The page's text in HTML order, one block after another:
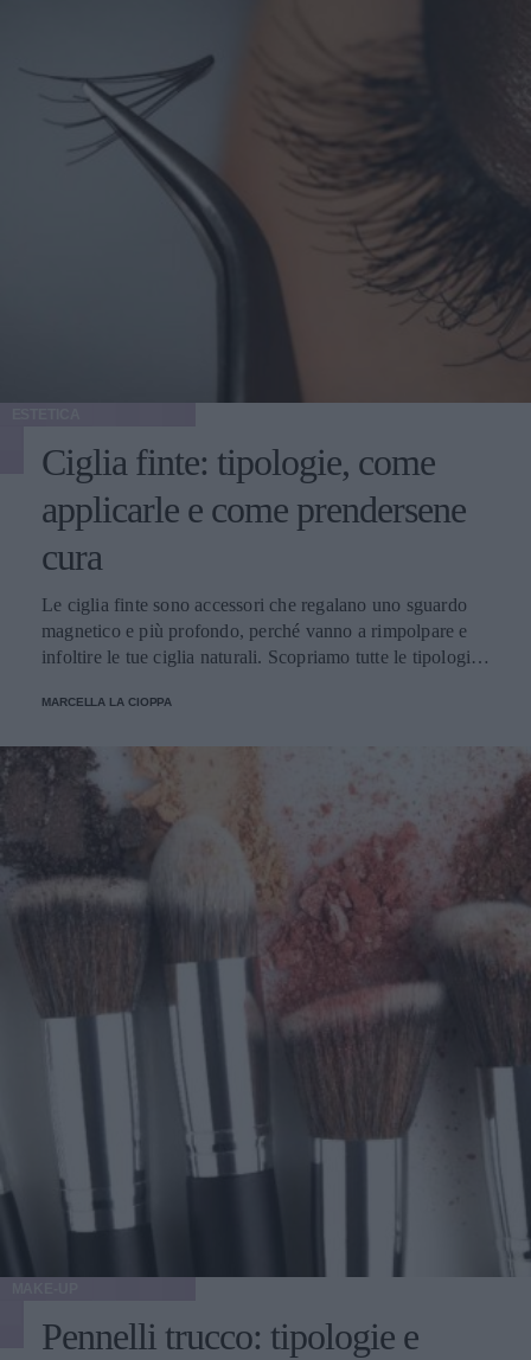
Ciglia finte: tipologie, come
applicarle e come prendersene
cura
Le ciglia finte sono accessori che regalano uno sguardo
magnetico e più profondo, perché vanno a rimpolpare e
infoltire le tue ciglia naturali. Scopriamo tutte le tipologie,
MARCELLA LA CIOPPA
Pennelli trucco: tipologie e